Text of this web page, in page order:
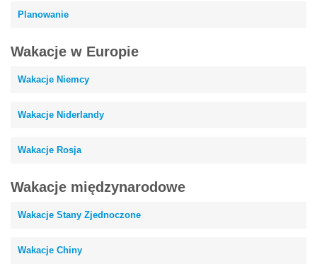
Planowanie
Wakacje w Europie
Wakacje Niemcy
Wakacje Niderlandy
Wakacje Rosja
Wakacje międzynarodowe
Wakacje Stany Zjednoczone
Wakacje Chiny